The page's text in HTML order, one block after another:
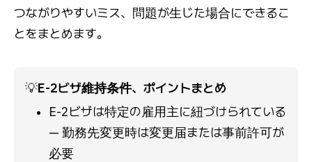
つながりやすいミス、問題が生じた場合にできるこ
とをまとめます。
💡E-2ビザ維持条件、ポイントまとめ
E-2ビザは特定の雇用主に紐づけられている
— 勤務先変更時は変更届または事前許可が
必要